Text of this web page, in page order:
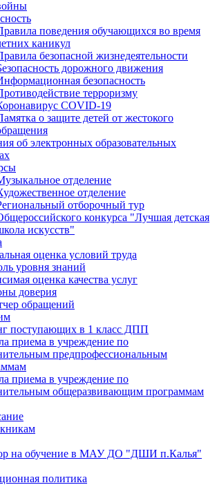
поведения обучающихся во время
каникул
безопасной жизнедеятельности
дорожного движения
безопасность
терроризму
COVID-19
о защите детей от жестокого
об электронных образовательных
отделение
отделение
отборочный тур
конкурса "Лучшая детская
искусств"
оценка условий труда
уровня знаний
оценка качества услуг
доверия
обращений
поступающих в 1 класс ДПП
по
предпрофессиональным
приема в учреждение по
общеразвивающим программам
на обучение в МАУ ДО "ДШИ п.Калья"
политика